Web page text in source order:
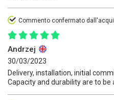
Commento confermato
Andrzej
30/03/2023
Delivery, installation, initial
Capacity and durability are to